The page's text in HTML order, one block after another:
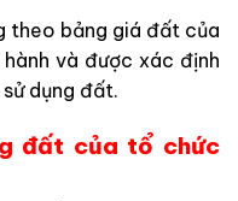
theo bảng giá đất của
và được xác định
dụng đất.
đất của tổ chức